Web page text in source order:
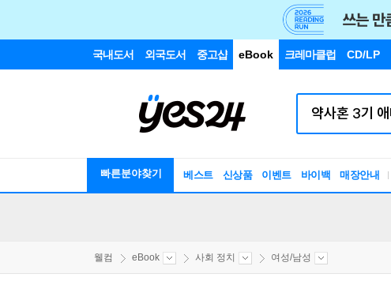
국내도서 외국도서 중고샵 eBook 크레마클럽 CD/LP
빠른분야찾기 베스트 신상품 이벤트 바이백 매장안내
웰컴 eBook 사회 정치 여성/남성